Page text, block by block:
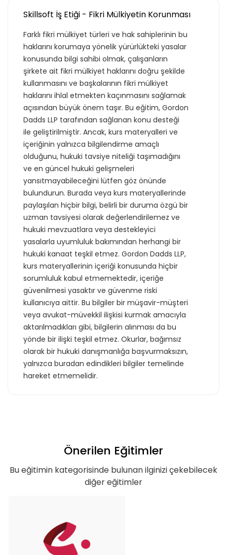
Skillsoft İş Etiği - Fikri Mülkiyetin Korunması
Farklı fikri mülkiyet türleri ve hak sahiplerinin bu
haklarını korumaya yönelik yürürlükteki yasalar
konusunda bilgi sahibi olmak, çalışanların
şirkete ait fikri mülkiyet haklarını doğru şekilde
kullanmasını ve başkalarının fikri mülkiyet
haklarını ihlal etmekten kaçınmasını sağlamak
açısından büyük önem taşır. Bu eğitim, Gordon
Dadds LLP tarafından sağlanan konu desteği
ile geliştirilmiştir. Ancak, kurs materyalleri ve
içeriğinin yalnızca bilgilendirme amaçlı
olduğunu, hukuki tavsiye niteliği taşımadığını
ve en güncel hukuki gelişmeleri
yansıtmayabileceğini lütfen göz önünde
bulundurun. Burada veya kurs materyallerinde
paylaşılan hiçbir bilgi, belirli bir duruma özgü bir
uzman tavsiyesi olarak değerlendirilemez ve
hukuki mevzuatlara veya destekleyici
yasalarla uyumluluk bakımından herhangi bir
hukuki kanaat teşkil etmez. Gordon Dadds LLP,
kurs materyallerinin içeriği konusunda hiçbir
sorumluluk kabul etmemektedir, içeriğe
güvenilmesi yasaktır ve güvenme riski
kullanıcıya aittir. Bu bilgiler bir müşavir-müşteri
veya avukat-müvekkil ilişkisi kurmak amacıyla
aktarılmadıkları gibi, bilgilerin alınması da bu
yönde bir ilişki teşkil etmez. Okurlar, bağımsız
olarak bir hukuki danışmanlığa başvurmaksızın,
yalnızca buradan edindikleri bilgiler temelinde
hareket etmemelidir.
Önerilen Eğitimler
Bu eğitimin kategorisinde bulunan ilginizi çekebilecek
diğer eğitimler
ulaştın!
Teklif listende 50 adet eğitim bulunuyor. Bu
eğitimlere paket aboneliği alarak daha